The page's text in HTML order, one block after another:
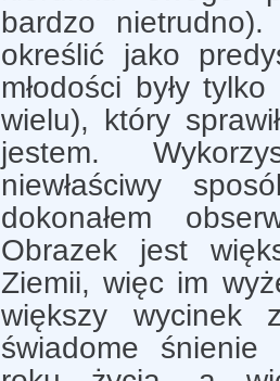
bardzo
określić jako
młodości były
wielu), który
jestem.
niewłaściwy
dokonałem
Obrazek jest
Ziemii, więc im
większy wycinek
świadome